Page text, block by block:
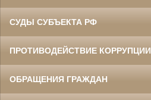
СУДЫ СУБЪЕКТА РФ
ПРОТИВОДЕЙСТВИЕ КОРРУПЦИИ
ОБРАЩЕНИЯ ГРАЖДАН